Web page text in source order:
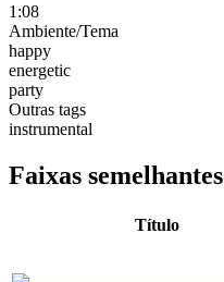
1:08
Ambiente/Tema
happy
energetic
party
Outras tags
instrumental
Faixas semelhantes
Título